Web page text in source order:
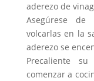
aderezo de
Asegúrese
volcarlas en la
aderezo se
Precaliente
comenzar a